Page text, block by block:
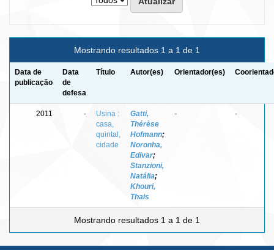
Mostrando resultados 1 a 1 de 1
Data de
publicação
Data
de
defesa
Título Autor(es) Orientador(es)
2011 -
Usina :
casa,
quintal,
cidade
Gatti,
Thérèse
Hofmann;
Noronha,
Edivar;
Stanzioni,
Natália;
Khouri,
Thais
- -
Mostrando resultados 1 a 1 de 1